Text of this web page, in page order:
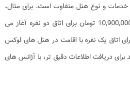
خدمات و نوع هتل متفاوت است. برای مثال،
زمینی با قیمت های 10,900,000 تومان برای اتاق دو نفره آغاز می
تومان برای اتاق یک نفره با اقامت در هتل های لوکس
برای دریافت اطلاعات دقیق تر، با آژانس های